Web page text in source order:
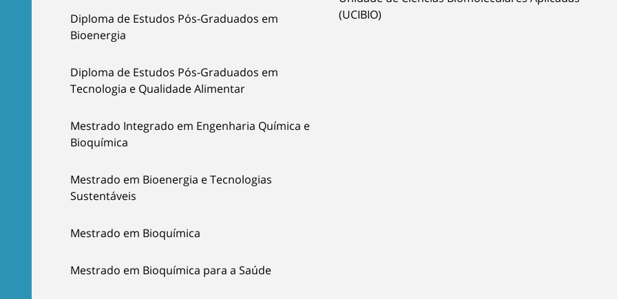
Diploma de Estudos Pós-Graduados em
Bioenergia
Diploma de Estudos Pós-Graduados em
Tecnologia e Qualidade Alimentar
Mestrado Integrado em Engenharia Química e
Bioquímica
Mestrado em Bioenergia e Tecnologias
Sustentáveis
Mestrado em Bioquímica
Mestrado em Bioquímica para a Saúde
(UCIBIO)